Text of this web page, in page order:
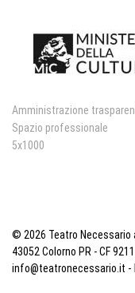
Amministrazione
Spazio professionale
5x1000
© 2026 Teatro Necessario
43052 Colorno PR - CF
info@teatronecessario.it -